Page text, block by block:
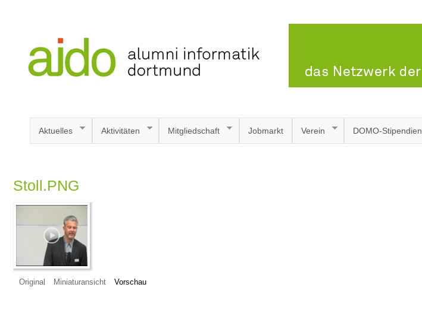
Aktuelles Aktivitäten Mitgliedschaft Jobmarkt Verein DOMO-Stipendien
Stoll.PNG
Original Miniaturansicht Vorschau